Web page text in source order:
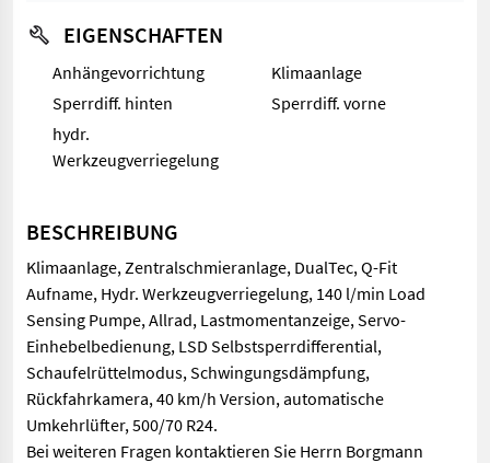
EIGENSCHAFTEN
Anhängevorrichtung
Klimaanlage
Sperrdiff. hinten
Sperrdiff. vorne
hydr.
Werkzeugverriegelung
BESCHREIBUNG
Klimaanlage, Zentralschmieranlage, DualTec, Q-Fit
Aufname, Hydr. Werkzeugverriegelung, 140 l/min Load
Sensing Pumpe, Allrad, Lastmomentanzeige, Servo-
Einhebelbedienung, LSD Selbstsperrdifferential,
Schaufelrüttelmodus, Schwingungsdämpfung,
Rückfahrkamera, 40 km/h Version, automatische
Umkehrlüfter, 500/70 R24.
Bei weiteren Fragen kontaktieren Sie Herrn Borgmann